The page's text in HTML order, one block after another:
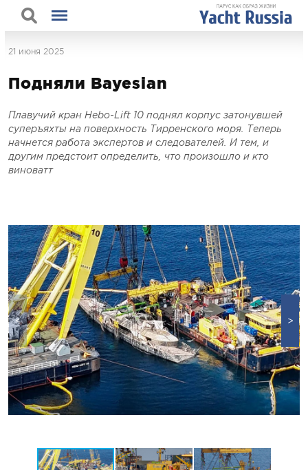
21 июня 2025
Подняли Bayesian
Плавучий кран Hebo-Lift 10 поднял корпус затонувшей
суперъяхты на поверхность Тирренского моря. Теперь
начнется работа экспертов и следователей. И тем, и
другим предстоит определить, что произошло и кто
виноватт